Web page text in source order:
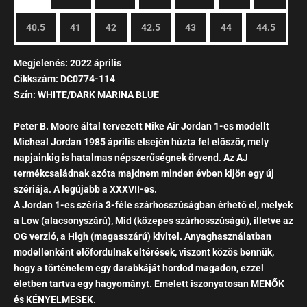
40.5 41 42 42.5 43 44 44.5
Megjelenés: 2022 április
Cikkszám: DC0774-114
Szín: WHITE/DARK MARINA BLUE
Peter B. Moore által tervezettNike Air Jordan 1-es modellt
Micheal Jordan 1985 április elsején húzta fel előszőr, mely
napjainkig is hatalmas népszerűségnek örvend. Az AJ
termékcsaládnak azóta majdnem minden évben kijön egy új
szériája. A legújabb a XXXVII-es.
A Jordan 1-es széria 3-féle szárhosszúságban érhető el, melyek
a Low (alacsonyszárú), Mid (közepes szárhosszúságú), illetve az
OG verzió, a High (magasszárú) kivitel. Anyaghasználatban
modellenként előfordulnak eltérések, viszont közös bennük,
hogy a történelem egy darabkáját hordod magadon, ezzel
életben tartva egy hagyományt. Emelett iszonyatosan MENŐK
és KÉNYELMESEK.